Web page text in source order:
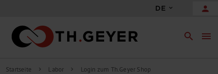
DE person
search menu
Startseite chevron_right Labor chevron_right Login zum Th.Geyer Shop